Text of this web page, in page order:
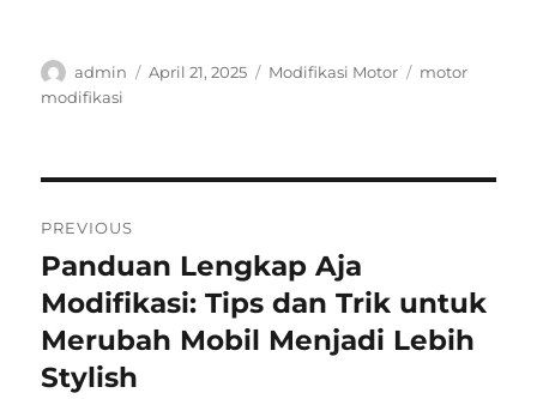
Author
admin
Posted
April 21, 2025 Categories
Modifikasi Motor Tags
motor
modifikasi
navigation
PREVIOUS
Previous
post:
Panduan Lengkap Aja
Modifikasi: Tips dan Trik untuk
Merubah Mobil Menjadi Lebih
Stylish